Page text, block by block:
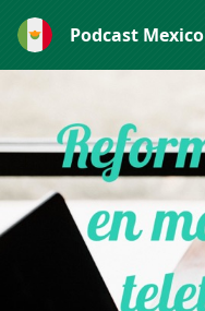
Podcast Mexico